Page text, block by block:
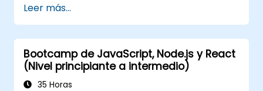
Aprender a crear modelos de datos y
esquemas basados en Pydantic y
OpenAPI.
Conectar APIs a una base de datos
utilizando SQLAlchemy.
Implementar seguridad y autenticación
Leer más...
Bootcamp de JavaScript, Node.js y React
(Nivel principiante a intermedio)
35 Horas